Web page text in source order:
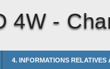
4W -
4. INFORMATIONS RELATIVES